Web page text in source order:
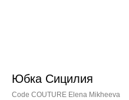
Юбка Сицилия
Code COUTURE Elena Mikheeva